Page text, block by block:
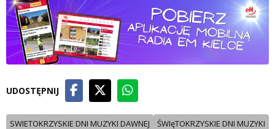
UDOSTĘPNIJ
SWIETOKRZYSKIE DNI MUZYKI DAWNEJ ŚWIęTOKRZYSKIE DNI MUZYKI